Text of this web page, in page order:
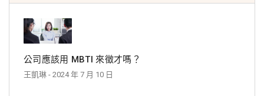
公司應該用 MBTI 來徵才嗎？
王凱琳 - 2024 年 7 月 10 日